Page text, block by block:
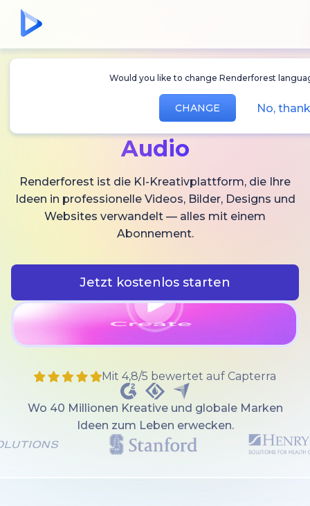
Would you like to change Renderforest
CHANGE No,
Erstellen SieKI-
Bilder und
Audio
Renderforest ist die KI-Kreativplattform, die Ihre
Ideen in professionelle Videos, Bilder, Designs und
Websites verwandelt — alles mit einem
Abonnement.
Jetzt kostenlos starten
Mit 4,8/5 bewertet auf Capterra
Wo 40 Millionen Kreative und globale Marken
Ideen zum Leben erwecken.